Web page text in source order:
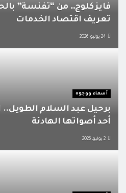
فايز كلوج… من “تفنسة”
تعريف اقتصاد الخدمات
أسماء ووجوه
برحيل عبد السلام الطويل..
أحد أصواتها الهادئة